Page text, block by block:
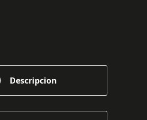
Descripcion